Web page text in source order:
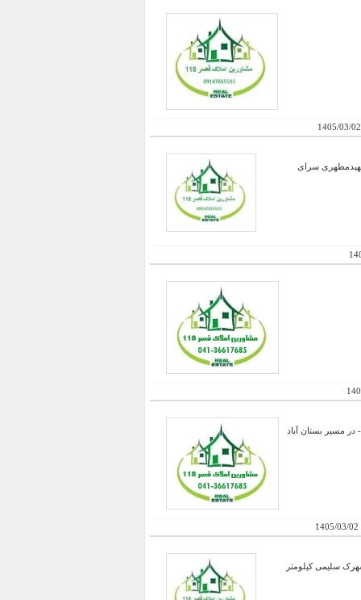
1405/03/02
مسجد شهیدمطهری سرای
آماده راه اندازی و ساخت - 10 هزار متر مربع - در مسیر بستان آباد
1405/03/02
به شهرک سلیمی کیلومتر